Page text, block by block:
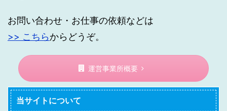
お問い合わせ・お仕事の依頼などは
>> こちらからどうぞ。
運営事業所概要
当サイトについて